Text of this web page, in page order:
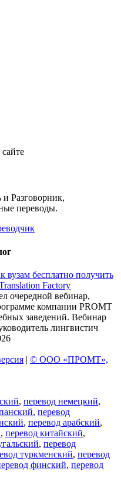
Разговорник,
переводы.
вузам бесплатно получить
Factory
очередной вебинар,
компании PROMT
заведений. Вебинар
лингвистич
| © ООО «ПРОМТ»,
, перевод немецкий,
, перевод
, перевод арабский,
, перевод китайский,
, перевод
туркменский, перевод
финский, перевод